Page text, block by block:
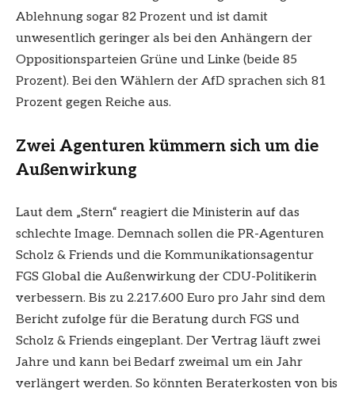
Ablehnung sogar 82 Prozent und ist damit
unwesentlich geringer als bei den Anhängern der
Oppositionsparteien Grüne und Linke (beide 85
Prozent). Bei den Wählern der AfD sprachen sich 81
Prozent gegen Reiche aus.
Zwei Agenturen kümmern sich um die
Außenwirkung
Laut dem „Stern“ reagiert die Ministerin auf das
schlechte Image. Demnach sollen die PR-Agenturen
Scholz & Friends und die Kommunikationsagentur
FGS Global die Außenwirkung der CDU-Politikerin
verbessern. Bis zu 2.217.600 Euro pro Jahr sind dem
Bericht zufolge für die Beratung durch FGS und
Scholz & Friends eingeplant. Der Vertrag läuft zwei
Jahre und kann bei Bedarf zweimal um ein Jahr
verlängert werden. So könnten Beraterkosten von bis